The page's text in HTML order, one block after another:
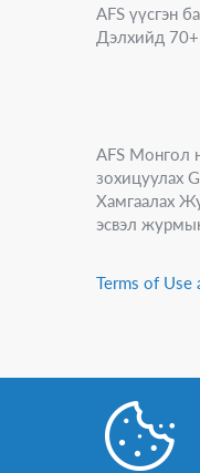
AFS үүсгэн
Дэлхийд
AFS Монгол
зохицуулах
Хамгаалах
эсвэл
Terms of Use